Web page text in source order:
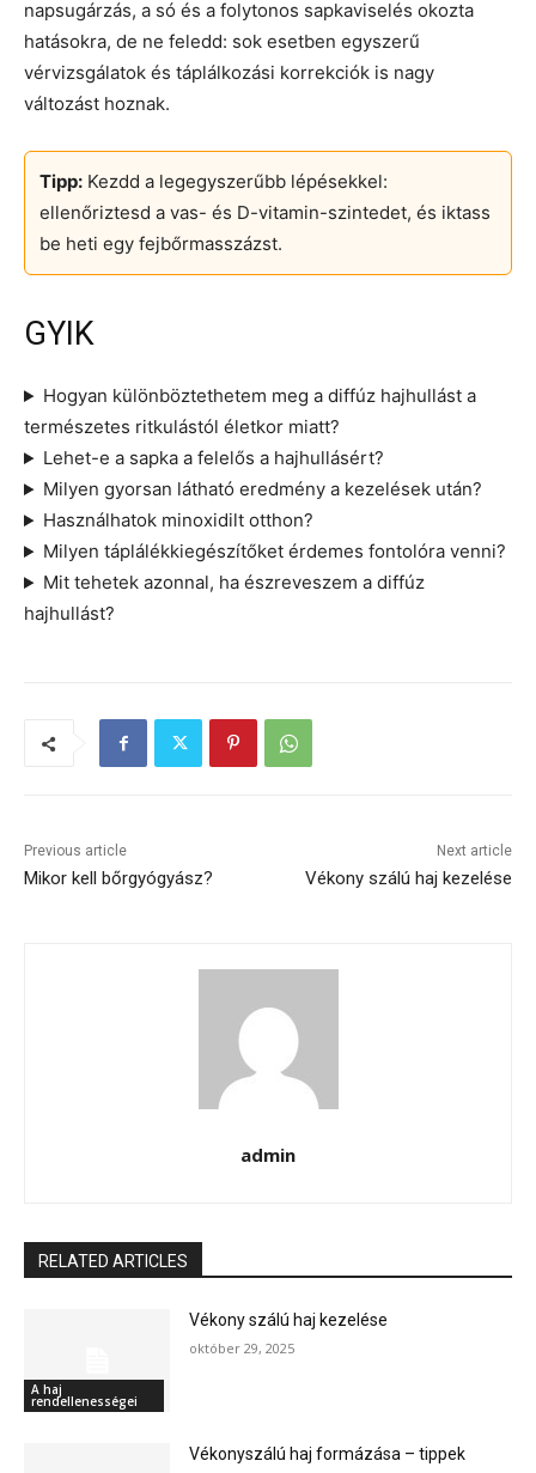
napsugárzás, a só és a folytonos sapkaviselés okozta
hatásokra, de ne feledd: sok esetben egyszerű
vérvizsgálatok és táplálkozási korrekciók is nagy
változást hoznak.
Tipp: Kezdd a legegyszerűbb lépésekkel:
ellenőriztesd a vas- és D-vitamin-szintedet, és iktass
be heti egy fejbőrmasszázst.
GYIK
Hogyan különböztethetem meg a diffúz hajhullást a
természetes ritkulástól életkor miatt?
Lehet-e a sapka a felelős a hajhullásért?
Milyen gyorsan látható eredmény a kezelések után?
Használhatok minoxidilt otthon?
Milyen táplálékkiegészítőket érdemes fontolóra venni?
Mit tehetek azonnal, ha észreveszem a diffúz
hajhullást?
Previous article
Mikor kell bőrgyógyász?
Next article
Vékony szálú haj kezelése
admin
RELATED ARTICLES
A haj
rendellenességei
Vékony szálú haj kezelése
október 29, 2025
Vékonyszálú haj formázása – tippek